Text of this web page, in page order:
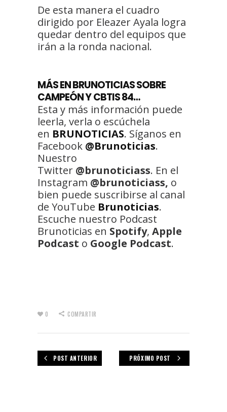
De esta manera el cuadro
dirigido por Eleazer Ayala logra
quedar dentro del equipos que
irán a la ronda nacional.
MÁS EN BRUNOTICIAS SOBRE
CAMPEÓN Y CBTIS 84…
Esta y más información puede
leerla, verla o escúchela
en BRUNOTICIAS. Síganos en
Facebook @Brunoticias.
Nuestro
Twitter @brunoticiass. En el
Instagram @brunoticiass, o
bien puede suscribirse al canal
de YouTube Brunoticias.
Escuche nuestro Podcast
Brunoticias en Spotify, Apple
Podcast o Google Podcast.
0 COMPARTIR
POST ANTERIOR PRÓXIMO POST